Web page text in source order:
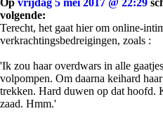
Op vrijdag 5 mei 2017 @ 22:29
volgende:
Terecht, het gaat hier om online-
verkrachtingsbedreigingen, zoals :
'Ik zou haar overdwars in alle
volpompen. Om daarna keihard
trekken. Hard duwen op dat hoofd.
zaad. Hmm.'